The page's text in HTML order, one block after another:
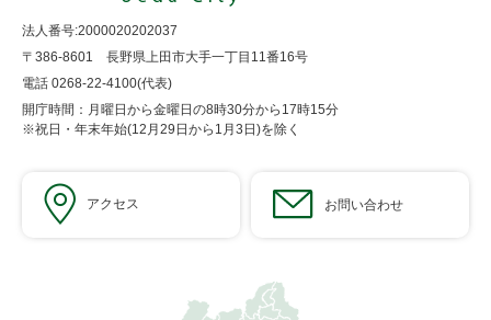
法人番号:2000020202037
〒386-8601 長野県上田市大手一丁目11番16号
電話 0268-22-4100(代表)
開庁時間：月曜日から金曜日の8時30分から17時15分
※祝日・年末年始(12月29日から1月3日)を除く
アクセス お問い合わせ